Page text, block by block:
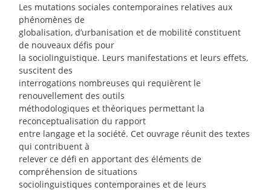
Les mutations sociales contemporaines relatives aux
phénomènes de
globalisation, d’urbanisation et de mobilité constituent
de nouveaux défis pour
la sociolinguistique. Leurs manifestations et leurs effets,
suscitent des
interrogations nombreuses qui requièrent le
renouvellement des outils
méthodologiques et théoriques permettant la
reconceptualisation du rapport
entre langage et la société. Cet ouvrage réunit des textes
qui contribuent à
relever ce défi en apportant des éléments de
compréhension de situations
sociolinguistiques contemporaines et de leurs